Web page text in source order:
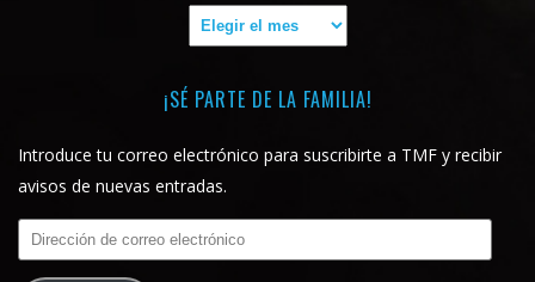
Archivos
¡SÉ PARTE DE LA FAMILIA!
Introduce tu correo electrónico para suscribirte a TMF y recibir
avisos de nuevas entradas.
Dirección
de